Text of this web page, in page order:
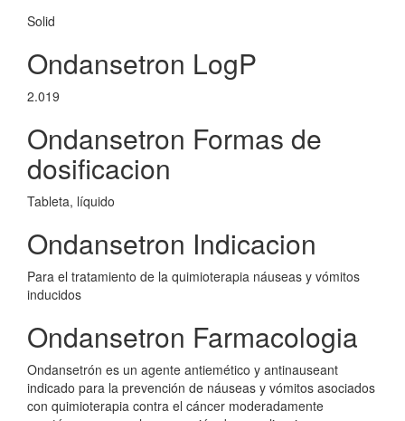
Solid
Ondansetron LogP
2.019
Ondansetron Formas de
dosificacion
Tableta, líquido
Ondansetron Indicacion
Para el tratamiento de la quimioterapia náuseas y vómitos
inducidos
Ondansetron Farmacologia
Ondansetrón es un agente antiemético y antinauseant
indicado para la prevención de náuseas y vómitos asociados
con quimioterapia contra el cáncer moderadamente